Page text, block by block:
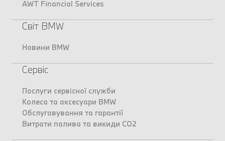
AWT Financial Services
Світ BMW
Новини BMW
Сервіс
Послуги сервісної служби
Колеса та аксесуари BMW
Обслуговування та гарантії
Витрати палива та викиди CO2